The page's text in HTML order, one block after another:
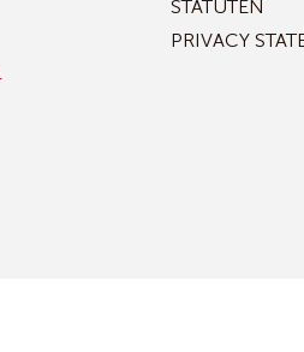
STATUTEN
PRIVACY